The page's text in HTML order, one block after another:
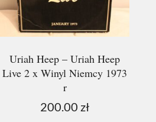
Uriah Heep – Uriah Heep
Live 2 x Winyl Niemcy 1973
r
200.00 zł